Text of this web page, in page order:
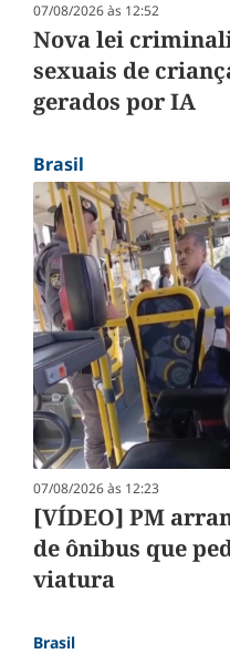
07/08/2026 às 12:52
Nova lei
sexuais de
gerados por IA
Brasil
07/08/2026 às 12:23
[VÍDEO] PM
de ônibus que
viatura
Brasil